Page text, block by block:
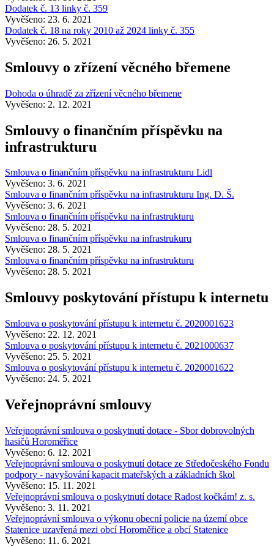
Dodatek č. 13 linky č. 359
Vyvěšeno: 23. 6. 2021
Dodatek č. 18 na roky 2010 až 2024 linky č. 355
Vyvěšeno: 26. 5. 2021
Smlouvy o zřízení věcného břemene
Dohoda o úhradě za zřízení věcného břemene
Vyvěšeno: 2. 12. 2021
Smlouvy o finančním příspěvku na
infrastrukturu
Smlouva o finančním příspěvku na infrastrukturu Lidl
Vyvěšeno: 3. 6. 2021
Smlouva o finančním příspěvku na infrastrukturu Ing. D. Š.
Vyvěšeno: 3. 6. 2021
Smlouva o finančním příspěvku na infrastrukturu
Vyvěšeno: 28. 5. 2021
Smlouva o finančním příspěvku na infrastrukuru
Vyvěšeno: 28. 5. 2021
Smlouva o finančním příspěvku na infrastrukturu
Vyvěšeno: 28. 5. 2021
Smlouvy poskytování přístupu k internetu
Smlouva o poskytování přístupu k internetu č. 2020001623
Vyvěšeno: 22. 12. 2021
Smlouva o poskytování přístupu k internetu č. 2021000637
Vyvěšeno: 25. 5. 2021
Smlouva o poskytování přístupu k internetu č. 2020001622
Vyvěšeno: 24. 5. 2021
Veřejnoprávní smlouvy
Veřejnoprávní smlouva o poskytnutí dotace - Sbor dobrovolných
hasičů Horoměřice
Vyvěšeno: 6. 12. 2021
Veřejnoprávní smlouva o poskytnutí dotace ze Středočeského Fondu
podpory - navyšování kapacit mateřských a základních škol
Vyvěšeno: 15. 11. 2021
Veřejnoprávní smlouva o poskytnutí dotace Radost kočkám! z. s.
Vyvěšeno: 3. 11. 2021
Veřejnoprávní smlouva o výkonu obecní policie na území obce
Statenice uzavřená mezi obcí Horoměřice a obcí Statenice
Vyvěšeno: 11. 6. 2021